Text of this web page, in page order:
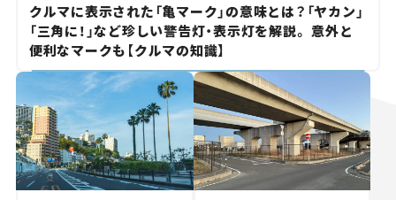
クルマに表示された「亀マーク」の意味とは？「ヤカン」
「三角に！」など珍しい警告灯・表示灯を解説。 意外と
便利なマークも【クルマの知識】